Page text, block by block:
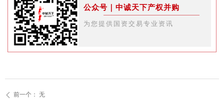
公众号｜中诚天下产权并购
为您提供国资交易专业资讯
ꄴ 前一个： 无